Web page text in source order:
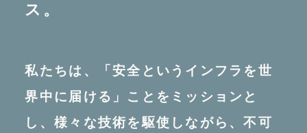
ス。
私たちは、「安全というインフラを世
界中に届ける」ことをミッションと
し、様々な技術を駆使しながら、不可